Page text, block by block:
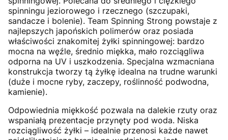
spinningu jeziorowego i rzecznego (szczupaki,
sandacze i bolenie). Team Spinning Strong powstaje z
najlepszych japońskich polimerów oraz posiada
właściwości znakomitej żyłki spinningowej: bardzo
mocna na węźle, średnio miękka, mało rozciągliwa
odporna na UV i uszkodzenia. Specjalna wzmacniana
konstrukcja tworzy tą żyłkę idealna na trudne warunki
(duże i mocne ryby, zaczepy, roślinność podwodna,
kamienie).
Odpowiednia miękkość pozwala na dalekie rzuty oraz
wspaniałą prezentacje przynęty pod woda. Niska
rozciągliwość żyłki – idealnie przenosi każde nawet